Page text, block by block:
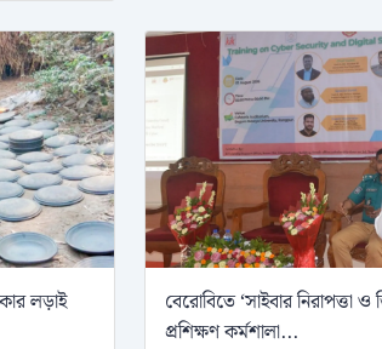
লড়াই
বেরোবিতে ‘সাইবার নিরাপত্তা
প্রশিক্ষণ কর্মশালা...